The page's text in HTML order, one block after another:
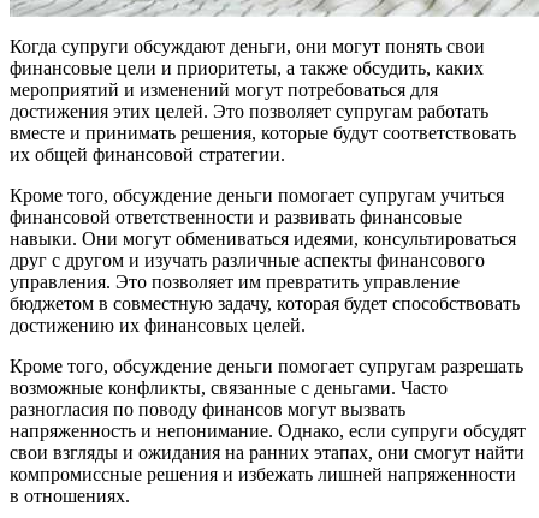
Когда супруги обсуждают деньги, они могут понять свои
финансовые цели и приоритеты, а также обсудить, каких
мероприятий и изменений могут потребоваться для
достижения этих целей. Это позволяет супругам работать
вместе и принимать решения, которые будут соответствовать
их общей финансовой стратегии.
Кроме того, обсуждение деньги помогает супругам учиться
финансовой ответственности и развивать финансовые
навыки. Они могут обмениваться идеями, консультироваться
друг с другом и изучать различные аспекты финансового
управления. Это позволяет им превратить управление
бюджетом в совместную задачу, которая будет способствовать
достижению их финансовых целей.
Кроме того, обсуждение деньги помогает супругам разрешать
возможные конфликты, связанные с деньгами. Часто
разногласия по поводу финансов могут вызвать
напряженность и непонимание. Однако, если супруги обсудят
свои взгляды и ожидания на ранних этапах, они смогут найти
компромиссные решения и избежать лишней напряженности
в отношениях.